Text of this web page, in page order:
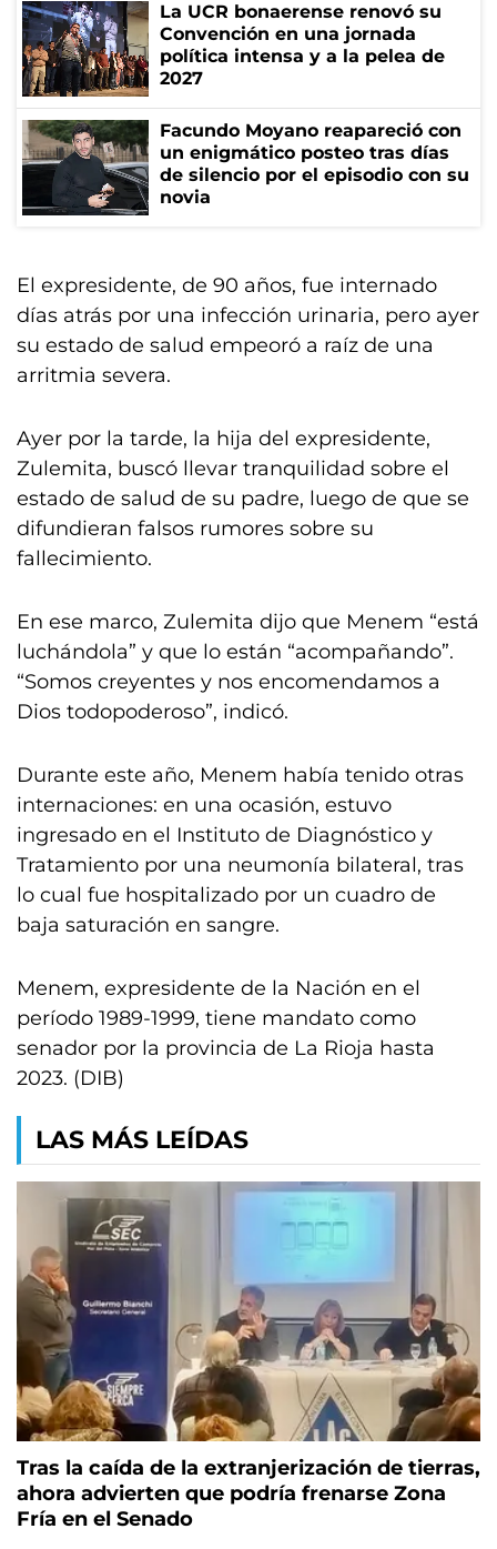
La UCR bonaerense renovó su
Convención en una jornada
política intensa y a la pelea de
2027
Facundo Moyano reapareció con
un enigmático posteo tras días
de silencio por el episodio con su
novia
El expresidente, de 90 años, fue internado
días atrás por una infección urinaria, pero ayer
su estado de salud empeoró a raíz de una
arritmia severa.
Ayer por la tarde, la hija del expresidente,
Zulemita, buscó llevar tranquilidad sobre el
estado de salud de su padre, luego de que se
difundieran falsos rumores sobre su
fallecimiento.
En ese marco, Zulemita dijo que Menem “está
luchándola” y que lo están “acompañando”.
“Somos creyentes y nos encomendamos a
Dios todopoderoso”, indicó.
Durante este año, Menem había tenido otras
internaciones: en una ocasión, estuvo
ingresado en el Instituto de Diagnóstico y
Tratamiento por una neumonía bilateral, tras
lo cual fue hospitalizado por un cuadro de
baja saturación en sangre.
Menem, expresidente de la Nación en el
período 1989-1999, tiene mandato como
senador por la provincia de La Rioja hasta
2023. (DIB)
LAS MÁS LEÍDAS
Tras la caída de la extranjerización de tierras,
ahora advierten que podría frenarse Zona
Fría en el Senado